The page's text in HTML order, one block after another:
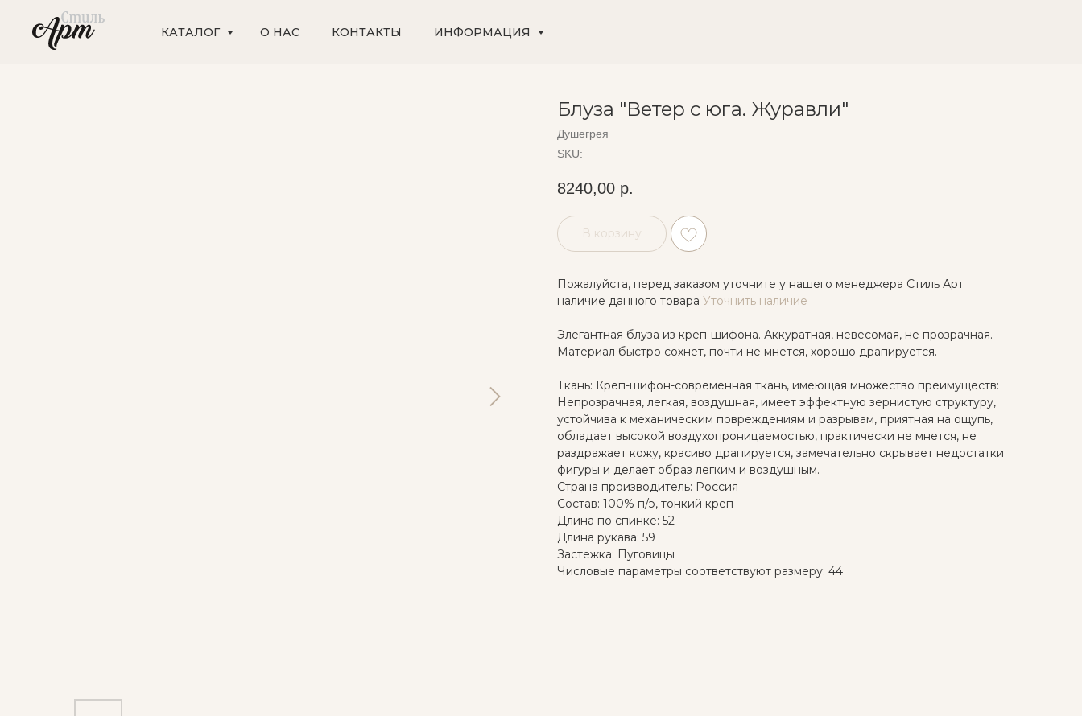
КАТАЛОГ О НАС КОНТАКТЫ ИНФОРМАЦИЯ
Блуза "Ветер с юга. Журавли"
Душегрея
SKU:
8240,00 р.
В корзину
Пожалуйста, перед заказом уточните у нашего менеджера Стиль Арт
наличие данного товара Уточнить наличие
Элегантная блуза из креп-шифона. Аккуратная, невесомая, не прозрачная.
Материал быстро сохнет, почти не мнется, хорошо драпируется.
Ткань: Креп-шифон-современная ткань, имеющая множество преимуществ:
Непрозрачная, легкая, воздушная, имеет эффектную зернистую структуру,
устойчива к механическим повреждениям и разрывам, приятная на ощупь,
обладает высокой воздухопроницаемостью, практически не мнется, не
раздражает кожу, красиво драпируется, замечательно скрывает недостатки
фигуры и делает образ легким и воздушным.
Страна производитель: Россия
Состав: 100% п/э, тонкий креп
Длина по спинке: 52
Длина рукава: 59
Застежка: Пуговицы
Числовые параметры соответствуют размеру: 44